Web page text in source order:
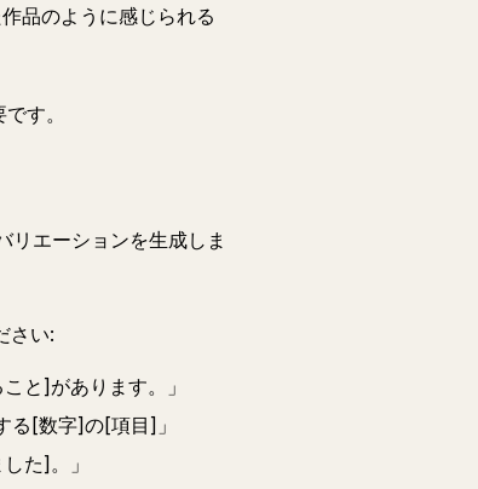
品のように感じられる
す。
リエーションを生成しま
さい:
と]があります。」
る[数字]の[項目]」
た]。」